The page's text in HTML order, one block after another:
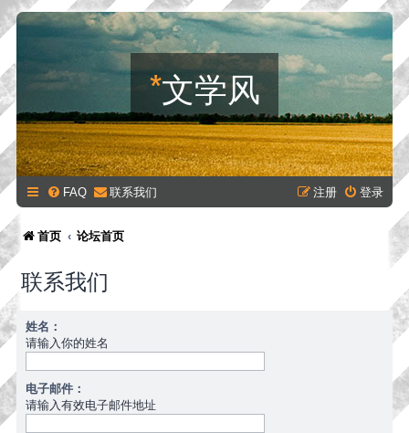
*文学风
FAQ 联系我们 登录
注册
首页 论坛首页
联系我们
姓名：
请输入你的姓名
电子邮件：
请输入有效电子邮件地址